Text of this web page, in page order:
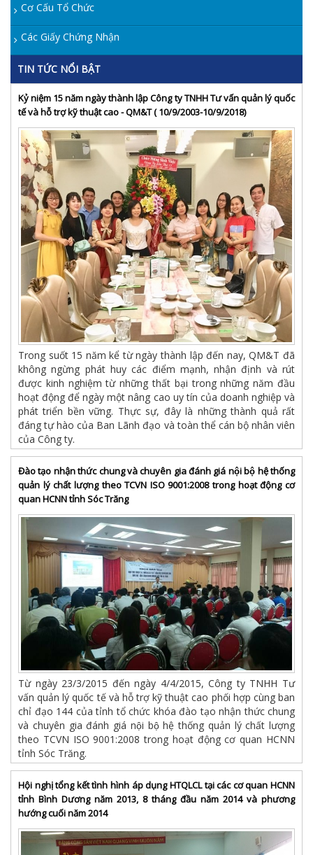
Cơ Cấu Tổ Chức
Các Giấy Chứng Nhận
TIN TỨC NỔI BẬT
Kỷ niệm 15 năm ngày thành lập Công ty TNHH Tư vấn quản lý quốc
tế và hỗ trợ kỹ thuật cao - QM&T ( 10/9/2003-10/9/2018)
Trong suốt 15 năm kể từ ngày thành lập đến nay, QM&T đã
không ngừng phát huy các điểm mạnh, nhận định và rút
được kinh nghiệm từ những thất bại trong những năm đầu
hoạt động để ngày một nâng cao uy tín của doanh nghiệp và
phát triển bền vững. Thực sự, đây là những thành quả rất
đáng tự hào của Ban Lãnh đạo và toàn thể cán bộ nhân viên
của Công ty.
Đào tạo nhận thức chung và chuyên gia đánh giá nội bộ hệ thống
quản lý chất lượng theo TCVN ISO 9001:2008 trong hoạt động cơ
quan HCNN tỉnh Sóc Trăng
Từ ngày 23/3/2015 đến ngày 4/4/2015, Công ty TNHH Tư
vấn quản lý quốc tế và hỗ trợ kỹ thuật cao phối hợp cùng ban
chỉ đạo 144 của tỉnh tổ chức khóa đào tạo nhận thức chung
và chuyên gia đánh giá nội bộ hệ thống quản lý chất lượng
theo TCVN ISO 9001:2008 trong hoạt động cơ quan HCNN
tỉnh Sóc Trăng.
Hội nghị tổng kết tình hình áp dụng HTQLCL tại các cơ quan HCNN
tỉnh Bình Dương năm 2013, 8 tháng đầu năm 2014 và phương
hướng cuối năm 2014